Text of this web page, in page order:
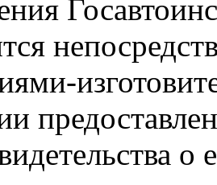
о